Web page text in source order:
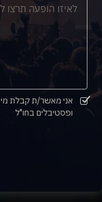
ופסטיבלים בחו"ל